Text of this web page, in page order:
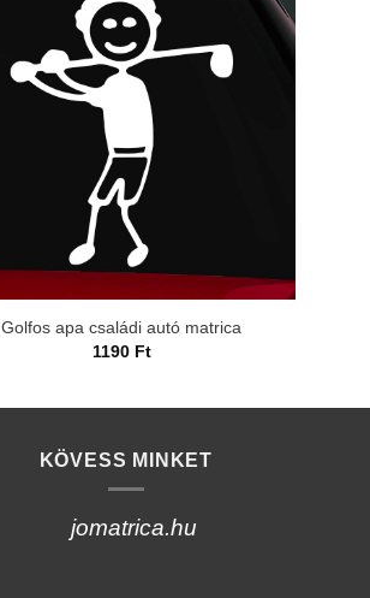
Golfos apa családi autó matrica
1190 Ft
KÖVESS MINKET
jomatrica.hu